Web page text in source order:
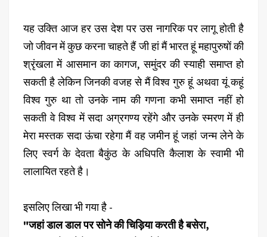
यह उक्ति आज हर उस देश पर उस नागरिक पर लागू होती है
जो जीवन में कुछ करना चाहते हैं जी हां मैं भारत हूं महापुरुषों की
श्रृंखला में आसमान का कागज, समुंदर की स्याही समाप्त हो
सकती है लेकिन जिनकी वजह से मैं विश्व गुरु हूं अथवा यूं कहूं
विश्व गुरु था तो उनके नाम की गणना कभी समाप्त नहीं हो
सकती वे विश्व में सदा अग्रगण्य रहेंगे और उनके स्मरण में ही
मेरा मस्तक सदा ऊंचा रहेगा मैं वह जमीन हूं जहां जन्म लेने के
लिए स्वर्ग के देवता बैकुंठ के अधिपति कैलाश के स्वामी भी
लालायित रहते है।
इसलिए लिखा भी गया है -
"जहां डाल डाल पर सोने की चिड़िया करती है बसेरा,